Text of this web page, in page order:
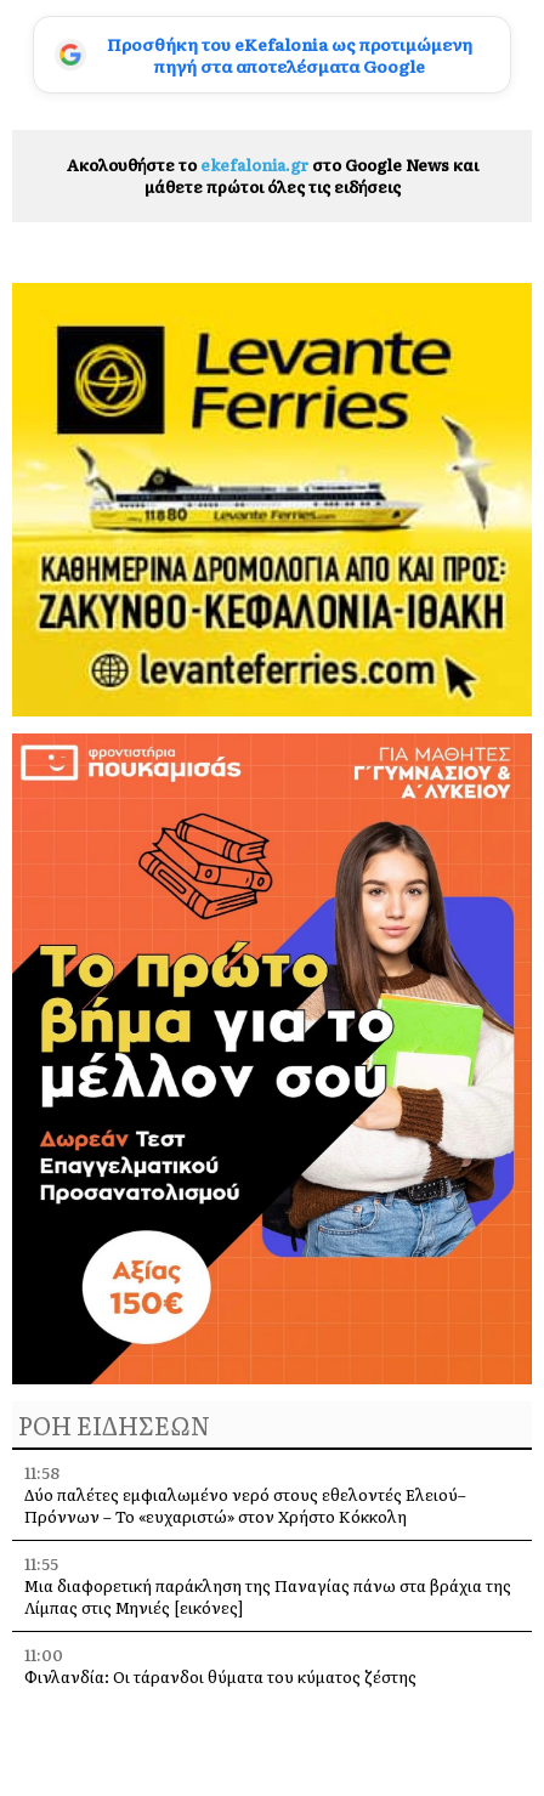
Προσθήκη του eKefalonia ως προτιμώμενη
πηγή στα αποτελέσματα Google
Ακολουθήστε το ekefalonia.grστο Google News και
μάθετε πρώτοι όλες τις ειδήσεις
ΡΟΗ ΕΙΔΗΣΕΩΝ
11:58
Δύο παλέτες εμφιαλωμένο νερό στους εθελοντές Ελειού–
Πρόννων – Το «ευχαριστώ» στον Χρήστο Κόκκολη
11:55
Μια διαφορετική παράκληση της Παναγίας πάνω στα βράχια της
Λίμπας στις Μηνιές [εικόνες]
11:00
Φινλανδία: Οι τάρανδοι θύματα του κύματος ζέστης